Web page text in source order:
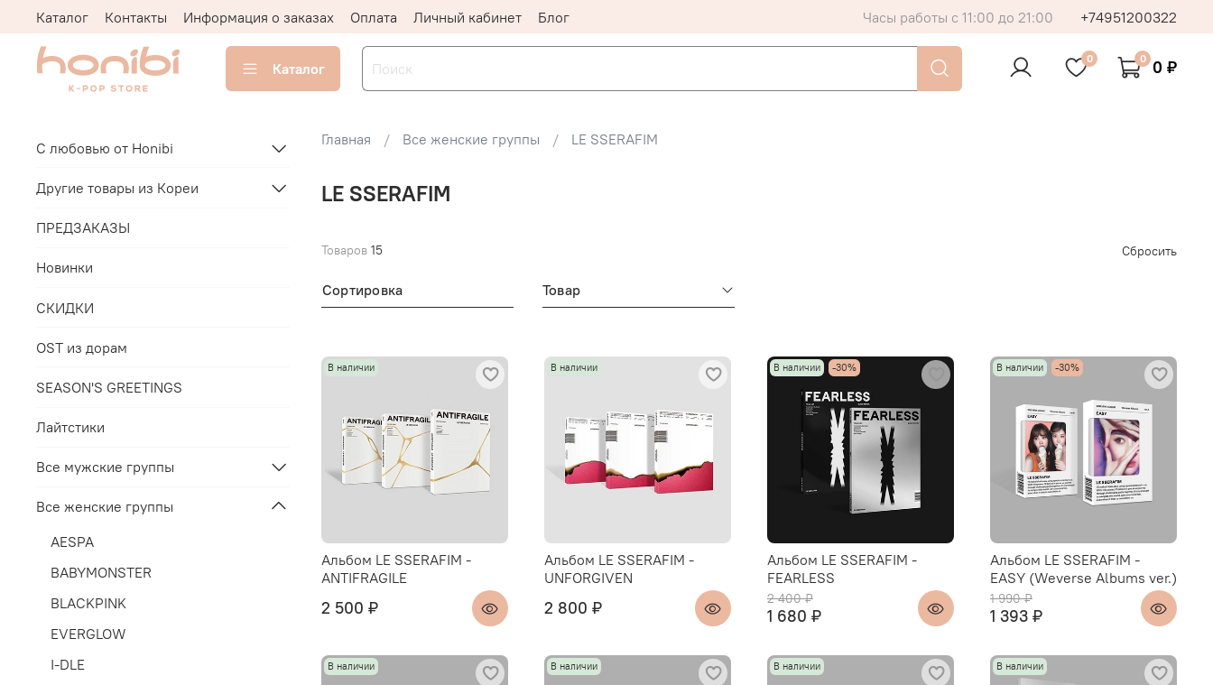
Каталог Контакты Информация о заказах Оплата Личный кабинет Блог Часы работы с 11:00 до 21:00 +74951200322
Каталог
0 0 0 ₽
Главная Все женские группы LE SSERAFIM
LE SSERAFIM
Товаров 15 Сбросить
Сортировка Товар
В наличии
Альбом LE SSERAFIM -
ANTIFRAGILE
2 500 ₽
В наличии
Альбом LE SSERAFIM -
UNFORGIVEN
2 800 ₽
В наличии -30%
Альбом LE SSERAFIM -
FEARLESS
2 400 ₽
1 680 ₽
В наличии -30%
Альбом LE SSERAFIM -
EASY (Weverse Albums ver.)
1 990 ₽
1 393 ₽
В наличии В наличии В наличии В наличии
С любовью от Honibi
Другие товары из Кореи
ПРЕДЗАКАЗЫ
Новинки
СКИДКИ
OST из дорам
SEASON'S GREETINGS
Лайтстики
Все мужские группы
Все женские группы
AESPA
BABYMONSTER
BLACKPINK
EVERGLOW
I-DLE